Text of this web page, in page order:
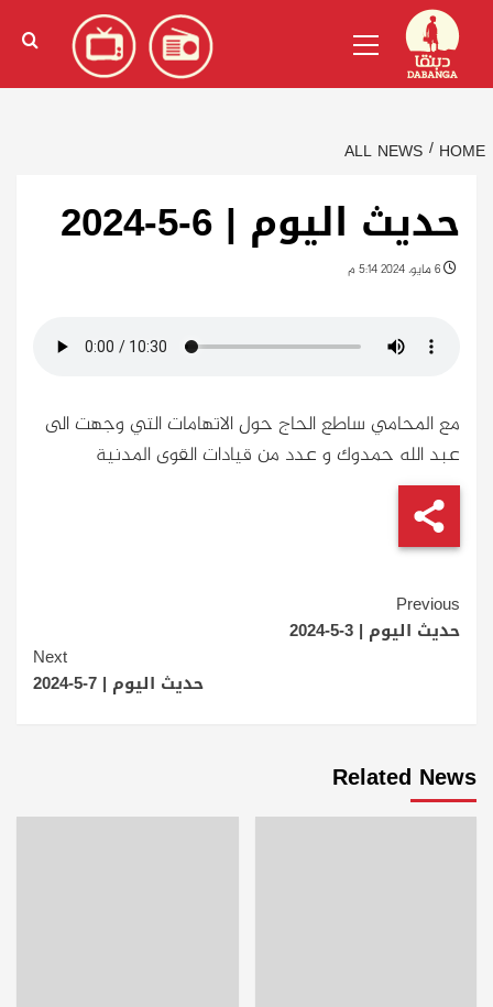
content
الإنجليزية)
Menu
HOME
ALL NEWS
حديث اليوم | 6-5-2024
مع المحامي ساطع الحاج حول الاتهامات التي وجهت الى
عبد الله حمدوك و عدد من قيادات القوى المدنية
Continue
Reading
Previous
حديث اليوم | 3-5-2024
Next
حديث اليوم | 7-5-2024
Related News